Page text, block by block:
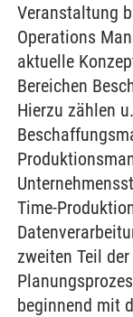
Veranstaltung
Operations
aktuelle
Bereichen
Hierzu zählen
Time-
zweiten Teil
beginnend mit